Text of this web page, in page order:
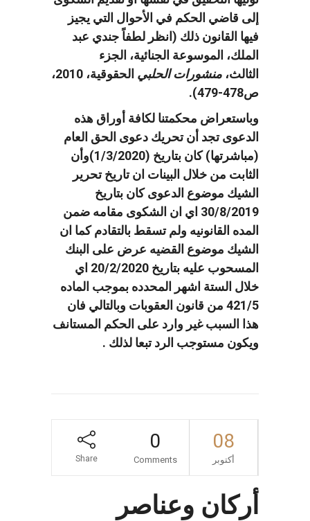
إلى قاضي الحكم في الأحوال التي يجيز
فيها القانون ذلك (انظر لطفاً جندي عبد
الملك، الموسوعة الجنائية، الجزء
الثالث، منشورات الحلبي
الحقوقية، 2010،
ص478-479).
وباستعراض محكمتنا لكافة أوراق هذه
الدعوى تجد أن تحريك دعوى الحق العام
(مباشرتها) كان بتاريخ (1/3/2020)وأن
الثابت من خلال البينات ان تاريخ تحرير
الشيك موضوع الدعوى كان بتاريخ
30/8/2019 اي ان الشكوى مقامه ضمن
المده القانونيه ولم تسقط بالتقادم كما ان
الشيك موضوع القضيه عرض على البنك
المسحوب عليه بتاريخ 20/2/2020 اي
خلال الستة اشهر المحدده بموجب الماده
421/5 من قانون العقوبات وبالتالي فان
هذا السبب غير وارد على الحكم المستانف
ويكون مستوجب الرد تبعا لذلك .
08
أكتوبر
0
Comments
Share
أركان وعناصر